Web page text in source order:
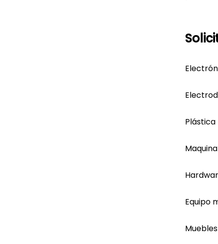
Plástica
Equipo
Muebles